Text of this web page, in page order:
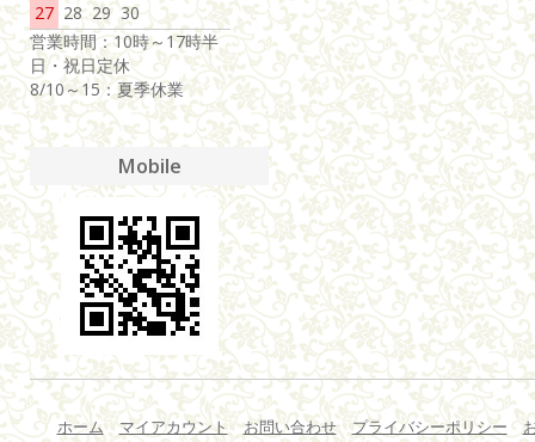
27 28 29 30
営業時間：10時～17時半
日・祝日定休
8/10～15：夏季休業
Mobile
ホーム マイアカウント お問い合わせ プライバシーポリシー